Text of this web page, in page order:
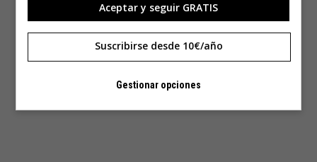
Aceptar y seguir GRATIS
Suscribirse desde 10€/año
Gestionar opciones